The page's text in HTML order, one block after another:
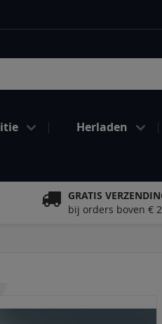
Herladen
GRATIS
bij orders boven €